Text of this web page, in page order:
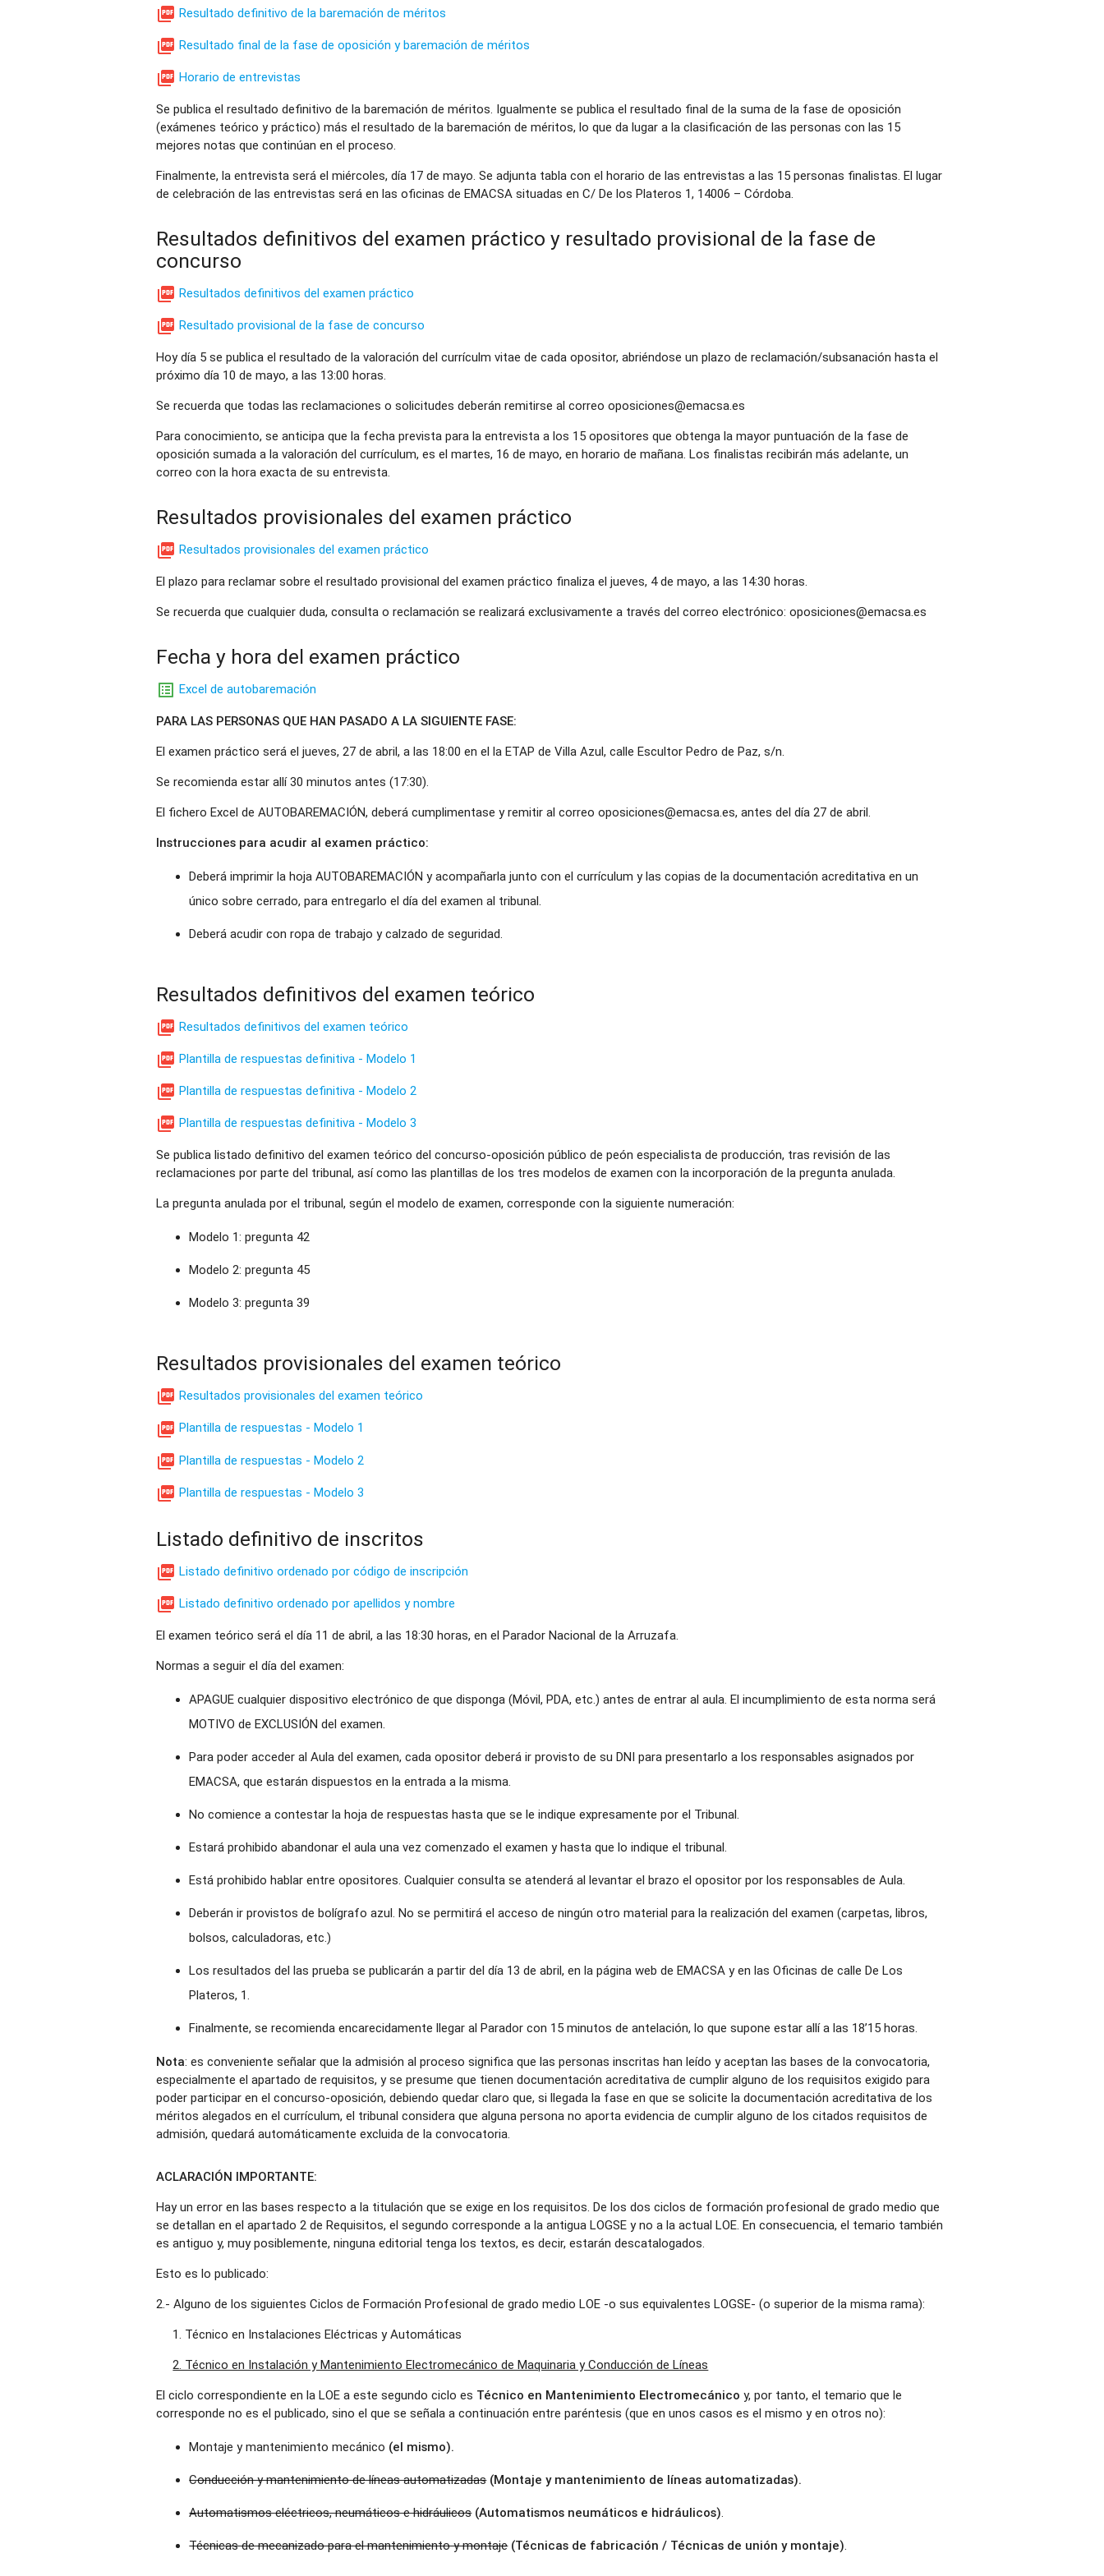
 Resultado definitivo de la baremación de méritos
 Resultado final de la fase de oposición y baremación de méritos
 Horario de entrevistas
Se publica el resultado definitivo de la baremación de méritos. Igualmente se publica el resultado final de la suma de la fase de oposición
(exámenes teórico y práctico) más el resultado de la baremación de méritos, lo que da lugar a la clasificación de las personas con las 15
mejores notas que continúan en el proceso.
Finalmente, la entrevista será el miércoles, día 17 de mayo. Se adjunta tabla con el horario de las entrevistas a las 15 personas finalistas. El lugar
de celebración de las entrevistas será en las oficinas de EMACSA situadas en C/ De los Plateros 1, 14006 – Córdoba.
Resultados definitivos del examen práctico y resultado provisional de la fase de
concurso
 Resultados definitivos del examen práctico
 Resultado provisional de la fase de concurso
Hoy día 5 se publica el resultado de la valoración del currículm vitae de cada opositor, abriéndose un plazo de reclamación/subsanación hasta el
próximo día 10 de mayo, a las 13:00 horas.
Se recuerda que todas las reclamaciones o solicitudes deberán remitirse al correo oposiciones@emacsa.es
Para conocimiento, se anticipa que la fecha prevista para la entrevista a los 15 opositores que obtenga la mayor puntuación de la fase de
oposición sumada a la valoración del currículum, es el martes, 16 de mayo, en horario de mañana. Los finalistas recibirán más adelante, un
correo con la hora exacta de su entrevista.
Resultados provisionales del examen práctico
 Resultados provisionales del examen práctico
El plazo para reclamar sobre el resultado provisional del examen práctico finaliza el jueves, 4 de mayo, a las 14:30 horas.
Se recuerda que cualquier duda, consulta o reclamación se realizará exclusivamente a través del correo electrónico: oposiciones@emacsa.es
Fecha y hora del examen práctico
 Excel de autobaremación
PARA LAS PERSONAS QUE HAN PASADO A LA SIGUIENTE FASE:
El examen práctico será el jueves, 27 de abril, a las 18:00 en el la ETAP de Villa Azul, calle Escultor Pedro de Paz, s/n.
Se recomienda estar allí 30 minutos antes (17:30).
El fichero Excel de AUTOBAREMACIÓN, deberá cumplimentase y remitir al correo oposiciones@emacsa.es, antes del día 27 de abril.
Instrucciones para acudir al examen práctico:
Deberá imprimir la hoja AUTOBAREMACIÓN y acompañarla junto con el currículum y las copias de la documentación acreditativa en un
único sobre cerrado, para entregarlo el día del examen al tribunal.
Deberá acudir con ropa de trabajo y calzado de seguridad.
Resultados definitivos del examen teórico
 Resultados definitivos del examen teórico
 Plantilla de respuestas definitiva - Modelo 1
 Plantilla de respuestas definitiva - Modelo 2
 Plantilla de respuestas definitiva - Modelo 3
Se publica listado definitivo del examen teórico del concurso-oposición público de peón especialista de producción, tras revisión de las
reclamaciones por parte del tribunal, así como las plantillas de los tres modelos de examen con la incorporación de la pregunta anulada.
La pregunta anulada por el tribunal, según el modelo de examen, corresponde con la siguiente numeración:
Modelo 1: pregunta 42
Modelo 2: pregunta 45
Modelo 3: pregunta 39
Resultados provisionales del examen teórico
 Resultados provisionales del examen teórico
 Plantilla de respuestas - Modelo 1
 Plantilla de respuestas - Modelo 2
 Plantilla de respuestas - Modelo 3
Listado definitivo de inscritos
 Listado definitivo ordenado por código de inscripción
 Listado definitivo ordenado por apellidos y nombre
El examen teórico será el día 11 de abril, a las 18:30 horas, en el Parador Nacional de la Arruzafa.
Normas a seguir el día del examen:
APAGUE cualquier dispositivo electrónico de que disponga (Móvil, PDA, etc.) antes de entrar al aula. El incumplimiento de esta norma será
MOTIVO de EXCLUSIÓN del examen.
Para poder acceder al Aula del examen, cada opositor deberá ir provisto de su DNI para presentarlo a los responsables asignados por
EMACSA, que estarán dispuestos en la entrada a la misma.
No comience a contestar la hoja de respuestas hasta que se le indique expresamente por el Tribunal.
Estará prohibido abandonar el aula una vez comenzado el examen y hasta que lo indique el tribunal.
Está prohibido hablar entre opositores. Cualquier consulta se atenderá al levantar el brazo el opositor por los responsables de Aula.
Deberán ir provistos de bolígrafo azul. No se permitirá el acceso de ningún otro material para la realización del examen (carpetas, libros,
bolsos, calculadoras, etc.)
Los resultados del las prueba se publicarán a partir del día 13 de abril, en la página web de EMACSA y en las Oficinas de calle De Los
Plateros, 1.
Finalmente, se recomienda encarecidamente llegar al Parador con 15 minutos de antelación, lo que supone estar allí a las 18’15 horas.
Nota: es conveniente señalar que la admisión al proceso significa que las personas inscritas han leído y aceptan las bases de la convocatoria,
especialmente el apartado de requisitos, y se presume que tienen documentación acreditativa de cumplir alguno de los requisitos exigido para
poder participar en el concurso-oposición, debiendo quedar claro que, si llegada la fase en que se solicite la documentación acreditativa de los
méritos alegados en el currículum, el tribunal considera que alguna persona no aporta evidencia de cumplir alguno de los citados requisitos de
admisión, quedará automáticamente excluida de la convocatoria.
ACLARACIÓN IMPORTANTE:
Hay un error en las bases respecto a la titulación que se exige en los requisitos. De los dos ciclos de formación profesional de grado medio que
se detallan en el apartado 2 de Requisitos, el segundo corresponde a la antigua LOGSE y no a la actual LOE. En consecuencia, el temario también
es antiguo y, muy posiblemente, ninguna editorial tenga los textos, es decir, estarán descatalogados.
Esto es lo publicado:
2.- Alguno de los siguientes Ciclos de Formación Profesional de grado medio LOE -o sus equivalentes LOGSE- (o superior de la misma rama):
1. Técnico en Instalaciones Eléctricas y Automáticas
2. Técnico en Instalación y Mantenimiento Electromecánico de Maquinaria y Conducción de Líneas
El ciclo correspondiente en la LOE a este segundo ciclo es Técnico en Mantenimiento Electromecánico y, por tanto, el temario que le
corresponde no es el publicado, sino el que se señala a continuación entre paréntesis (que en unos casos es el mismo y en otros no):
Montaje y mantenimiento mecánico (el mismo).
Conducción y mantenimiento de líneas automatizadas (Montaje y mantenimiento de líneas automatizadas).
Automatismos eléctricos, neumáticos e hidráulicos (Automatismos neumáticos e hidráulicos).
Técnicas de mecanizado para el mantenimiento y montaje (Técnicas de fabricación / Técnicas de unión y montaje).